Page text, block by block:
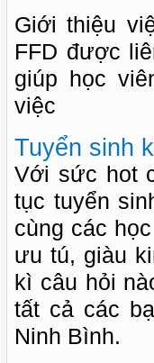
Giới thiệu
FFD được
giúp học
việc
Tuyển sinh
Với sức hot
tục tuyển
cùng các
ưu tú, giàu
kì câu hỏi
tất cả các
Ninh Bình.